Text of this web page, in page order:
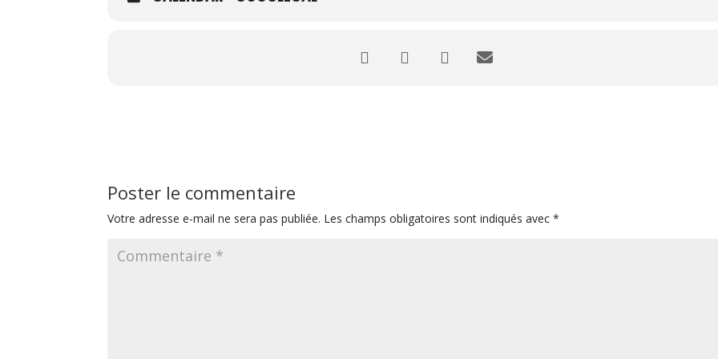
Poster le commentaire
Votre adresse e-mail ne sera pas publiée. Les champs obligatoires sont indiqués avec*